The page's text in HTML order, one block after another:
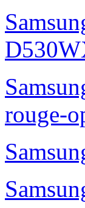
rouge-